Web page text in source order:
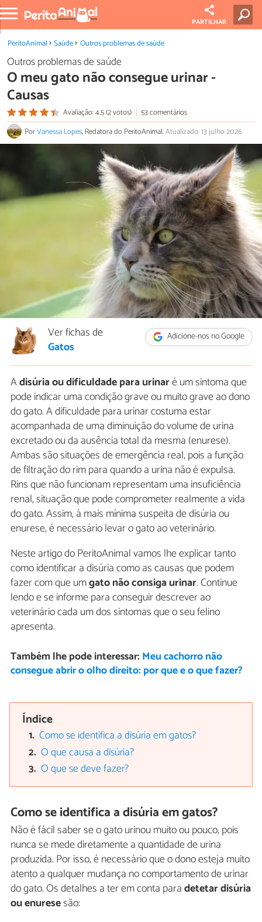
PARTILHAR
PeritoAnimal Saúde Outros problemas de saúde
Outros problemas de saúde
O meu gato não consegue urinar -
Causas
Avaliação: 4.5 (2 votos)
53 comentários
PorVanessa Lopes, Redatora do PeritoAnimal.Atualizado: 13 julho 2026
Adicione-nos no Google
Ver fichas de
Gatos
Adisúria ou dificuldade para urinaré um sintoma que
pode indicar uma condição grave ou muito grave ao dono
do gato. A dificuldade para urinar costuma estar
acompanhada de uma diminuição do volume de urina
excretado ou da ausência total da mesma (enurese).
Ambas são situações de emergência real, pois a função
de filtração do rim para quando a urina não é expulsa.
Rins que não funcionam representam uma insuficiência
renal, situação que pode comprometer realmente a vida
do gato. Assim, à mais mínima suspeita de disúria ou
enurese, é necessário levar o gato ao veterinário.
Neste artigo do PeritoAnimal vamos lhe explicar tanto
como identificar a disúria como as causas que podem
fazer com que umgato não consiga urinar. Continue
lendo e se informe para conseguir descrever ao
veterinário cada um dos sintomas que o seu felino
apresenta.
Também lhe pode interessar: Meu cachorro não
consegue abrir o olho direito: por que e o que fazer?
Índice
Como se identifica a disúria em gatos?
O que causa a disúria?
O que se deve fazer?
Como se identifica a disúria em gatos?
Não é fácil saber se o gato urinou muito ou pouco, pois
nunca se mede diretamente a quantidade de urina
produzida. Por isso, é necessário que o dono esteja muito
atento a qualquer mudança no comportamento de urinar
do gato. Os detalhes a ter em conta paradetetar disúria
ou enuresesão: